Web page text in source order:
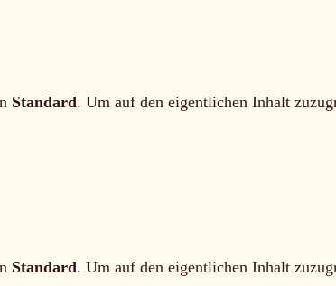
Standard. Um auf den eigentlichen Inhalt
Standard. Um auf den eigentlichen Inhalt